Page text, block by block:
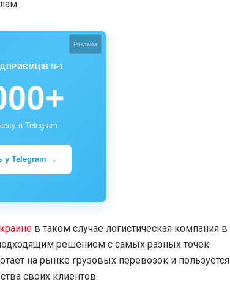
Реклама
№1
в Telegram
у Telegram →
в таком случае логистическая компания в
решением с самых разных точек
на рынке грузовых перевозок и пользуется
своих клиентов.